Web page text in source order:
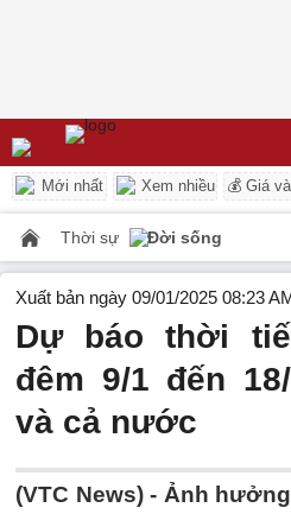
Mới nhất Xem nhiều 💰 Giá
Thời sự Đời sống
Xuất bản ngày 09/01/2025 08:23
Dự báo thời
đêm 9/1 đến
và cả nước
(VTC News) - Ảnh